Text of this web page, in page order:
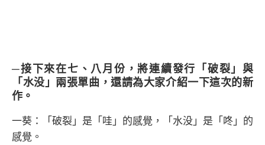
─接下來在七、八月份，將連續發行「破裂」與
「水没」兩張單曲，還請為大家介紹一下這次的新
作。
一葵：「破裂」是「哇」的感覺，「水没」是「咚」的
感覺。